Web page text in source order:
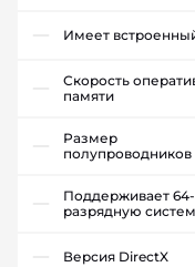
Имеет
Скорость
памяти
Размер
полупроводников
Поддерживает 64-
разрядную
Версия DirectX